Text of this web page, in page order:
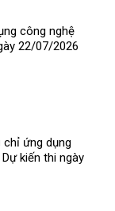
công nghệ
22/07/2026
ứng dụng
kiến thi ngày